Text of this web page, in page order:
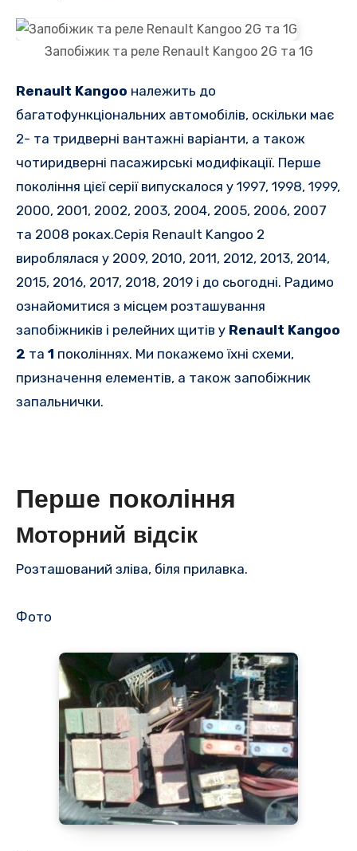
Запобіжик та реле Renault Kangoo 2G та 1G
Renault Kangoo належить до
багатофункціональних автомобілів, оскільки має
2- та тридверні вантажні варіанти, а також
чотиридверні пасажирські модифікації. Перше
покоління цієї серії випускалося у 1997, 1998, 1999,
2000, 2001, 2002, 2003, 2004, 2005, 2006, 2007
та 2008 роках.Серія Renault Kangoo 2
вироблялася у 2009, 2010, 2011, 2012, 2013, 2014,
2015, 2016, 2017, 2018, 2019 і до сьогодні. Радимо
ознайомитися з місцем розташування
запобіжників і релейних щитів у Renault Kangoo
2 та 1 поколіннях. Ми покажемо їхні схеми,
призначення елементів, а також запобіжник
запальнички.
Перше покоління
Моторний відсік
Розташований зліва, біля прилавка.
Фото